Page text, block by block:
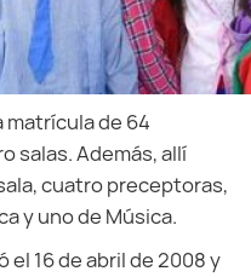
matrícula de 64
salas. Además, allí
cuatro preceptoras,
y uno de Música.
el 16 de abril de 2008 y